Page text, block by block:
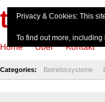
Home Über Kontakt
Categories: Betriebssysteme
Privacy & Cookies: This
To find out more,